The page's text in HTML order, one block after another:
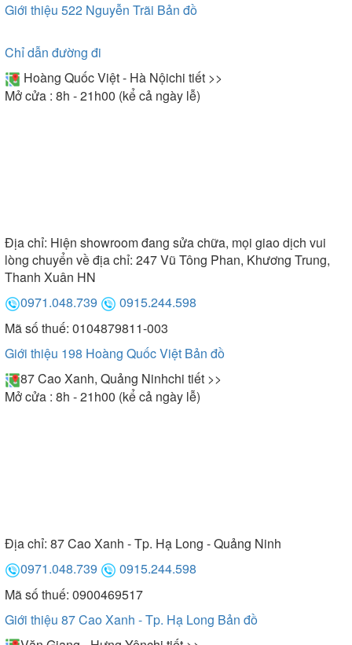
Giới thiệu 522 Nguyễn Trãi Bản đồ
Chỉ dẫn đường đi
Hoàng Quốc Việt - Hà Nộichi tiết >>
Mở cửa : 8h - 21h00 (kể cả ngày lễ)
Địa chỉ: Hiện showroom đang sửa chữa, mọi giao dịch vui
lòng chuyển về địa chỉ: 247 Vũ Tông Phan, Khương Trung,
Thanh Xuân HN
0971.048.739
0915.244.598
Mã số thuế: 0104879811-003
Giới thiệu 198 Hoàng Quốc Việt Bản đồ
87 Cao Xanh, Quảng Ninhchi tiết >>
Mở cửa : 8h - 21h00 (kể cả ngày lễ)
Địa chỉ: 87 Cao Xanh - Tp. Hạ Long - Quảng Ninh
0971.048.739
0915.244.598
Mã số thuế: 0900469517
Giới thiệu 87 Cao Xanh - Tp. Hạ Long Bản đồ